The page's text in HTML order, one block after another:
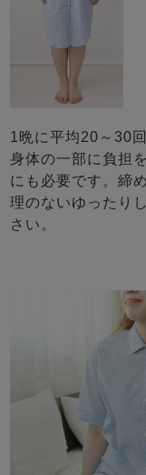
1晩に平均20～30
身体の一部に負担
にも必要です。締
理のないゆったり
さい。